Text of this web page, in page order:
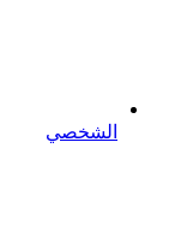
الشخصي